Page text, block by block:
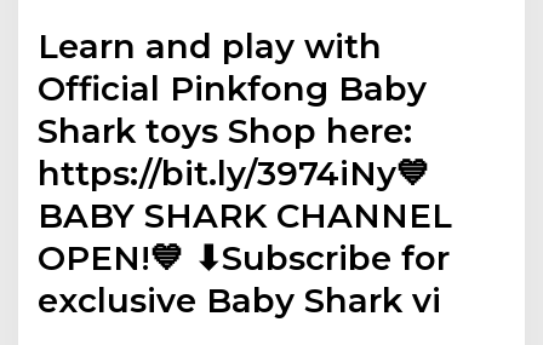
️Learn and play with
Official Pinkfong Baby
Shark toys ️Shop here:
https://bit.ly/3974iNy💙
BABY SHARK CHANNEL
OPEN!💙 ⬇Subscribe for
exclusive Baby Shark vi